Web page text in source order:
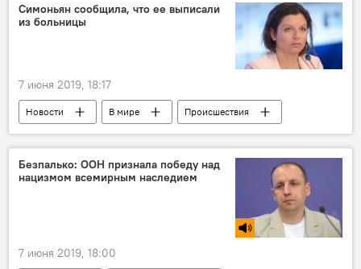
Симоньян сообщила, что ее выписали
из больницы
7 июня 2019, 18:17
Новости В мире
Происшествия
Общество
Россия
Безпалько: ООН признала победу над
нацизмом всемирным наследием
7 июня 2019, 18:00